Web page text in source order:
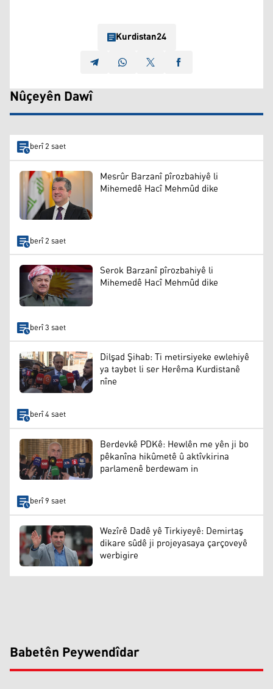
Kurdistan24
Nûçeyên Dawî
berî 2 saet
Mesrûr Barzanî pîrozbahiyê li
Mihemedê Hacî Mehmûd dike
berî 2 saet
Serok Barzanî pîrozbahiyê li
Mihemedê Hacî Mehmûd dike
berî 3 saet
Dilşad Şihab: Ti metirsiyeke ewlehiyê
ya taybet li ser Herêma Kurdistanê
nîne
berî 4 saet
Berdevkê PDKê: Hewlên me yên ji bo
pêkanîna hikûmetê û aktîvkirina
parlamenê berdewam in
berî 9 saet
Wezîrê Dadê yê Tirkiyeyê: Demirtaş
dikare sûdê ji projeyasaya çarçoveyê
werbigire
Babetên Peywendîdar